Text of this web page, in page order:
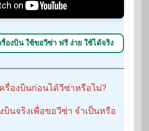
รื่องบิน ใช้ขอวีซ่า ฟรี ง่าย ใช้ได้จริง
รื่องบินก่อนได้วีซ่าหรือไม่?
บินจริงเพื่อขอวีซ่า จำเป็นหรือ